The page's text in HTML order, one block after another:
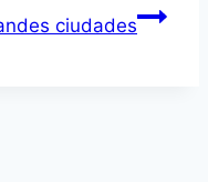
ciudades